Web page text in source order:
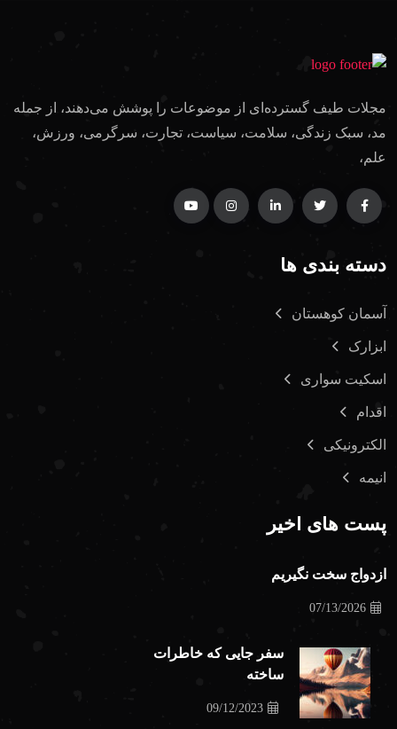
مجلات طیف گسترده‌ای از موضوعات را پوشش می‌دهند، از جمله
مد، سبک زندگی، سلامت، سیاست، تجارت، سرگرمی، ورزش،
علم،
دسته بندی ها
آسمان کوهستان
ابزارک
اسکیت سواری
اقدام
الکترونیکی
انیمه
پست های اخیر
ازدواج سخت نگیریم
07/13/2026
سفر جایی که خاطرات
ساخته
09/12/2023